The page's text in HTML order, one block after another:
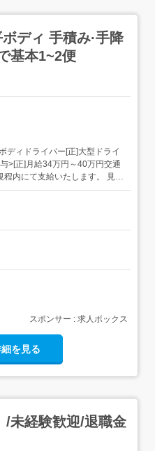
ディ 手積み·手降
基本1~2便
ディドライバー[正]大型ドライ
>[正]月給34万円～40万円交通
程内にて支給いたします。 見習
円+回数手当・長距離手当と
り(年2回)回数手当休日出勤手
スポンサー : 求人ボックス
を見る
/未経験歓迎/退職金